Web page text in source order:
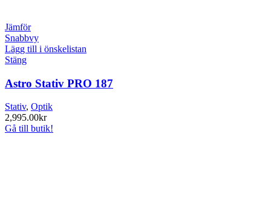
Jämför
Snabbvy
Lägg till i önskelistan
Stäng
Astro Stativ PRO 187
Stativ, Optik
2,995.00kr
Gå till butik!